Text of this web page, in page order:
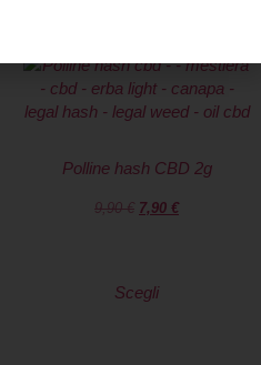
Polline hash CBD 2g
9,90€ 7,90 €
Scegli